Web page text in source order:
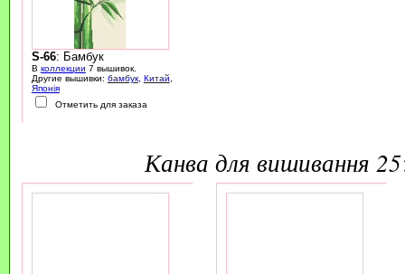
S-66: Бамбук
В коллекции 7 вышивок.
Другие вышивки: бамбук, Китай
Японія
Отметить для заказа
канва для вишивання